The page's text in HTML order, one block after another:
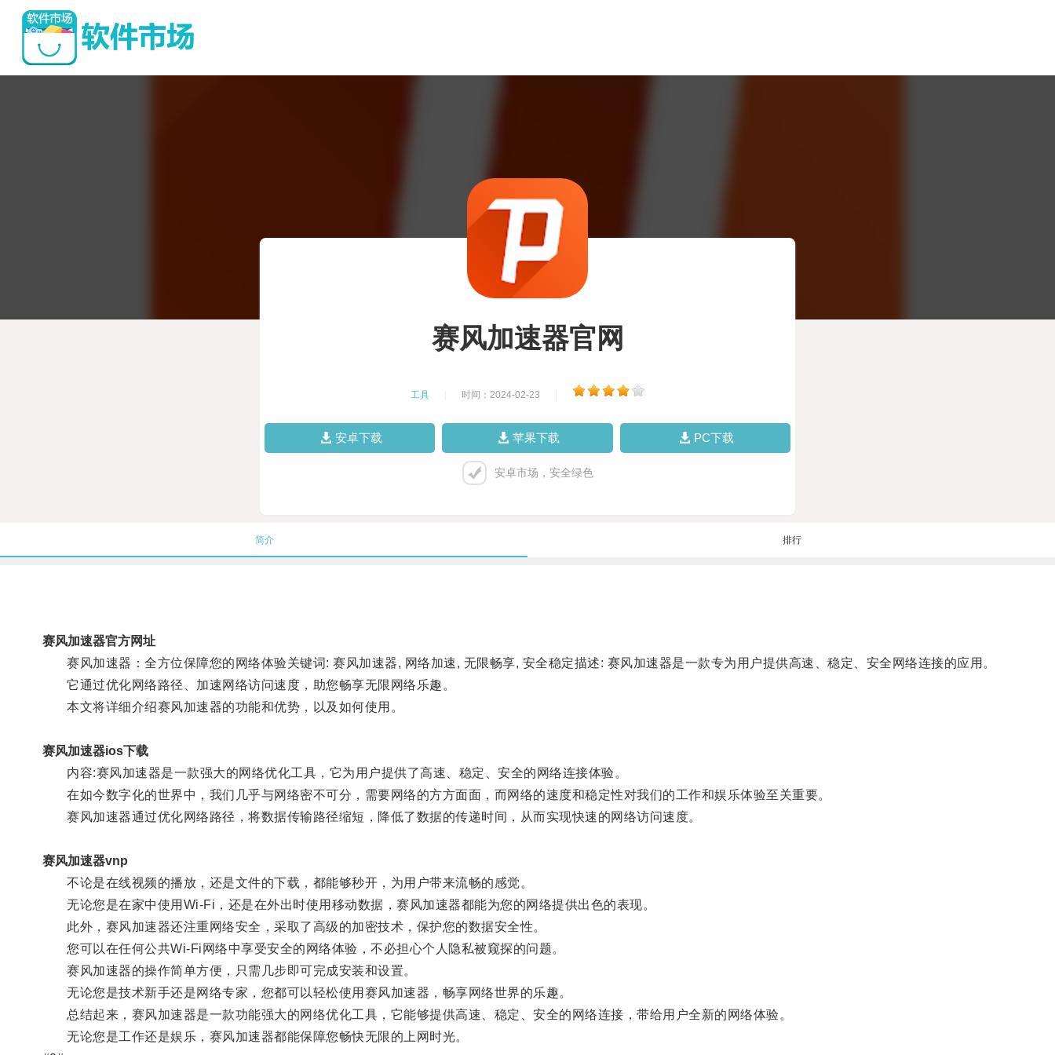
赛风加速器官网
工具 时间：2024-02-23
安卓下载 苹果下载 PC下载
安卓市场，安全绿色
简介 排行
赛风加速器官方网址
赛风加速器：全方位保障您的网络体验关键词: 赛风加速器, 网络加速, 无限畅享, 安全稳定描述: 赛风加速器是一款专为用户提供高速、稳定、安全网络连接的应用。
它通过优化网络路径、加速网络访问速度，助您畅享无限网络乐趣。
本文将详细介绍赛风加速器的功能和优势，以及如何使用。
赛风加速器ios下载
内容:赛风加速器是一款强大的网络优化工具，它为用户提供了高速、稳定、安全的网络连接体验。
在如今数字化的世界中，我们几乎与网络密不可分，需要网络的方方面面，而网络的速度和稳定性对我们的工作和娱乐体验至关重要。
赛风加速器通过优化网络路径，将数据传输路径缩短，降低了数据的传递时间，从而实现快速的网络访问速度。
赛风加速器vnp
不论是在线视频的播放，还是文件的下载，都能够秒开，为用户带来流畅的感觉。
无论您是在家中使用Wi-Fi，还是在外出时使用移动数据，赛风加速器都能为您的网络提供出色的表现。
此外，赛风加速器还注重网络安全，采取了高级的加密技术，保护您的数据安全性。
您可以在任何公共Wi-Fi网络中享受安全的网络体验，不必担心个人隐私被窥探的问题。
赛风加速器的操作简单方便，只需几步即可完成安装和设置。
无论您是技术新手还是网络专家，您都可以轻松使用赛风加速器，畅享网络世界的乐趣。
总结起来，赛风加速器是一款功能强大的网络优化工具，它能够提供高速、稳定、安全的网络连接，带给用户全新的网络体验。
无论您是工作还是娱乐，赛风加速器都能保障您畅快无限的上网时光。